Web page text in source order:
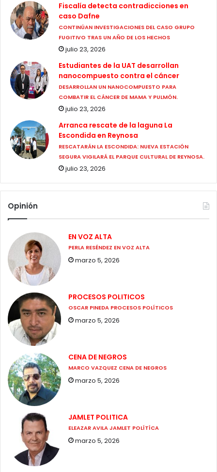
Fiscalía detecta contradicciones en
caso Dafne
CONTINÚAN INVESTIGACIONES DEL CASO GRUPO
FUGITIVO TRAS UN AÑO DE LOS HECHOS
julio 23, 2026
Estudiantes de la UAT desarrollan
nanocompuesto contra el cáncer
DESARROLLAN UN NANOCOMPUESTO PARA
COMBATIR EL CÁNCER DE MAMA Y PULMÓN.
julio 23, 2026
Arranca rescate de la laguna La
Escondida en Reynosa
RESCATARÁN LA ESCONDIDA: NUEVA ESTACIÓN
SEGURA VIGILARÁ EL PARQUE CULTURAL DE REYNOSA.
julio 23, 2026
Opinión
EN VOZ ALTA
PERLA RESÉNDEZ EN VOZ ALTA
marzo 5, 2026
PROCESOS POLITICOS
OSCAR PINEDA PROCESOS POLÍTICOS
marzo 5, 2026
CENA DE NEGROS
MARCO VAZQUEZ CENA DE NEGROS
marzo 5, 2026
JAMLET POLITICA
ELEAZAR AVILA JAMLET POLÍTÍCA
marzo 5, 2026